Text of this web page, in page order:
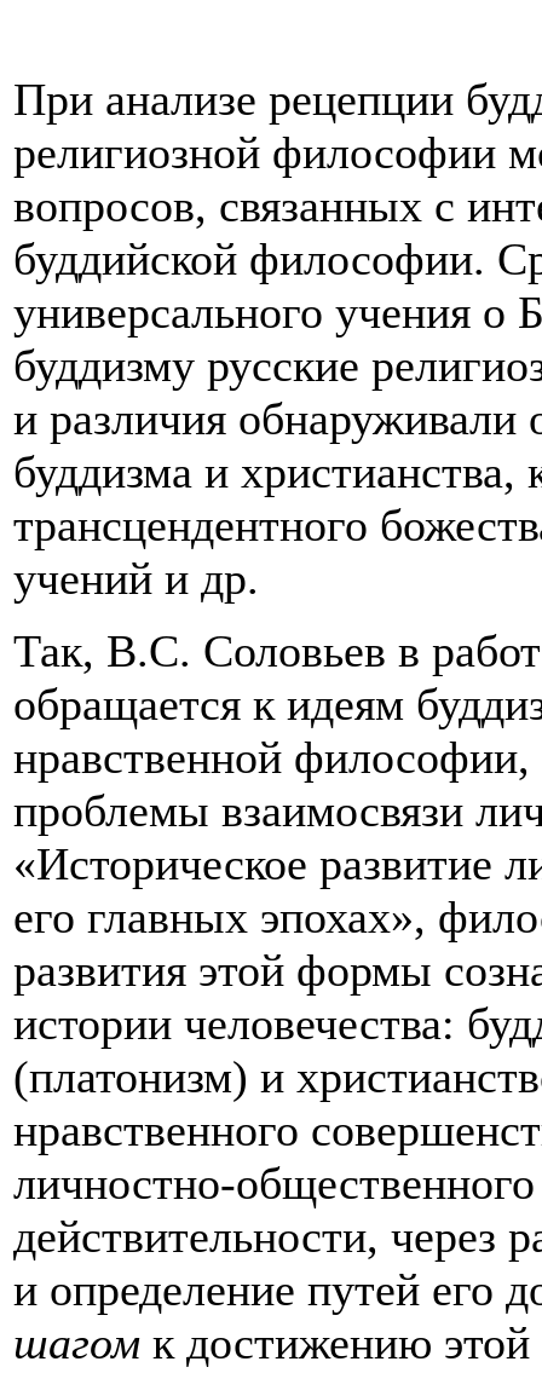
При анализе рецепции
религиозной философии
вопросов, связанных с
буддийской философии.
универсального учения о
буддизму русские
и различия обнаруживали
буддизма и христианства,
трансцендентного
учений и др.
Так, В.С. Соловьев в
обращается к идеям
нравственной
проблемы взаимосвязи
«Историческое развитие
его главных эпохах»,
развития этой формы
истории человечества:
(платонизм) и
нравственного
личностно-
действительности, через
и определение путей его
шагом к достижению этой